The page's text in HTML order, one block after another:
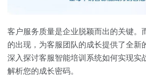
房地产
金融
资源中心
全部
白皮书
关于我们
客户服务质量是企业脱颖而出的关键。
的出现，为客服团队的成长提供了全新
深入探讨客服智能培训系统如何实现实
解析您的成长密码。